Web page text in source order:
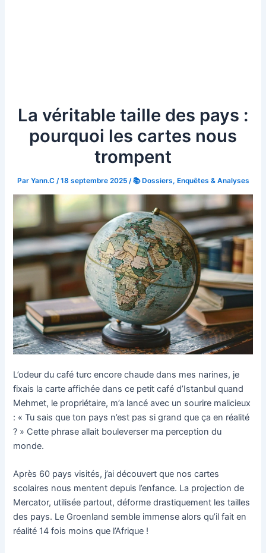
La véritable taille des pays :
pourquoi les cartes nous
trompent
Par Yann.C /18 septembre 2025 /📚 Dossiers, Enquêtes & Analyses
L’odeur du café turc encore chaude dans mes narines, je
fixais la carte affichée dans ce petit café d’Istanbul quand
Mehmet, le propriétaire, m’a lancé avec un sourire malicieux
: « Tu sais que ton pays n’est pas si grand que ça en réalité
? » Cette phrase allait bouleverser ma perception du
monde.
Après 60 pays visités, j’ai découvert que nos cartes
scolaires nous mentent depuis l’enfance. La projection de
Mercator, utilisée partout, déforme drastiquement les tailles
des pays. Le Groenland semble immense alors qu’il fait en
réalité 14 fois moins que l’Afrique !